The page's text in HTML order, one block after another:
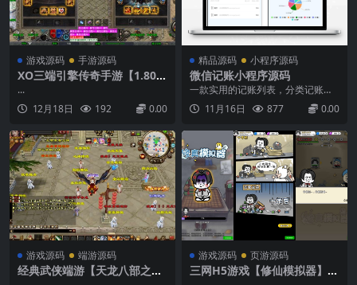
游戏源码 手游源码
XO三端引擎传奇手游【1.80魅
Win一键服务端+PC安卓苹果
+详细搭建教程
...
12月18日
192 0.00
精品源码 小程序源码
微信记账小程序源码
一款实用的记账列表，分类记账，
生活记账小程序工具。包含：添加
记账、编辑记账、统计分析、计算
11月16日 877 0.00
游戏源码 端游源码
经典武侠端游【天龙八部之神
游戏源码 页游源码
三网H5游戏【修仙模拟器】最